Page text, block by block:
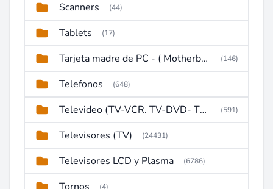
Scanners (44)
Tablets (17)
Tarjeta madre de PC - ( Motherboard ) (146)
Telefonos (648)
Televideo (TV-VCR. TV-DVD- TV-DVD-VCR) (591)
Televisores (TV) (24431)
Televisores LCD y Plasma (6786)
(4)